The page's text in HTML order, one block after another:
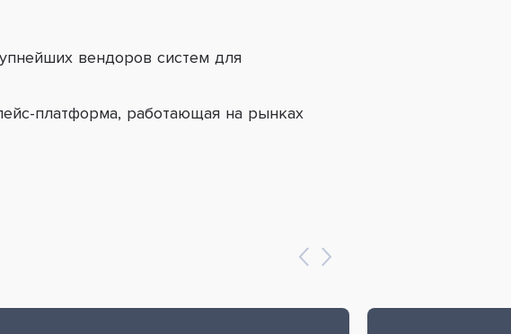
вендоров систем для
платформа, работающая на рынках